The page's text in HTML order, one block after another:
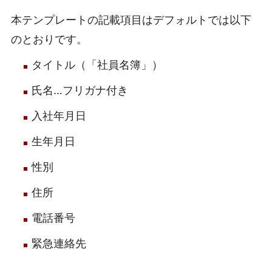
本テンプレートの記載項目はデフォルトでは以下
のとおりです。
タイトル（「社員名簿」）
氏名…フリガナ付き
入社年月日
生年月日
性別
住所
電話番号
緊急連絡先